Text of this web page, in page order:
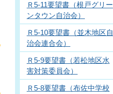
Ｒ5-11要望書（根戸グリー
ンタウン自治会）
Ｒ5-10要望書（並木地区自
治会連合会）
Ｒ5-9要望書（若松地区水
害対策委員会）
Ｒ5-8要望書（布佐中学校